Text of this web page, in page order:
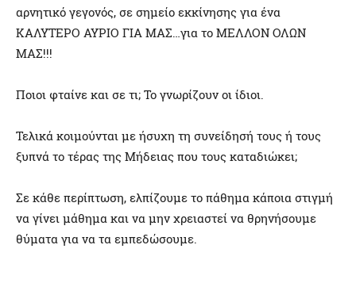
αρνητικό γεγονός, σε σημείο εκκίνησης για ένα
ΚΑΛΥΤΕΡΟ ΑΥΡΙΟ ΓΙΑ ΜΑΣ…για το ΜΕΛΛΟΝ ΟΛΩΝ
ΜΑΣ!!!
Ποιοι φταίνε και σε τι; Το γνωρίζουν οι ίδιοι.
Τελικά κοιμούνται με ήσυχη τη συνείδησή τους ή τους
ξυπνά το τέρας της Μήδειας που τους καταδιώκει;
Σε κάθε περίπτωση, ελπίζουμε το πάθημα κάποια στιγμή
να γίνει μάθημα και να μην χρειαστεί να θρηνήσουμε
θύματα για να τα εμπεδώσουμε.